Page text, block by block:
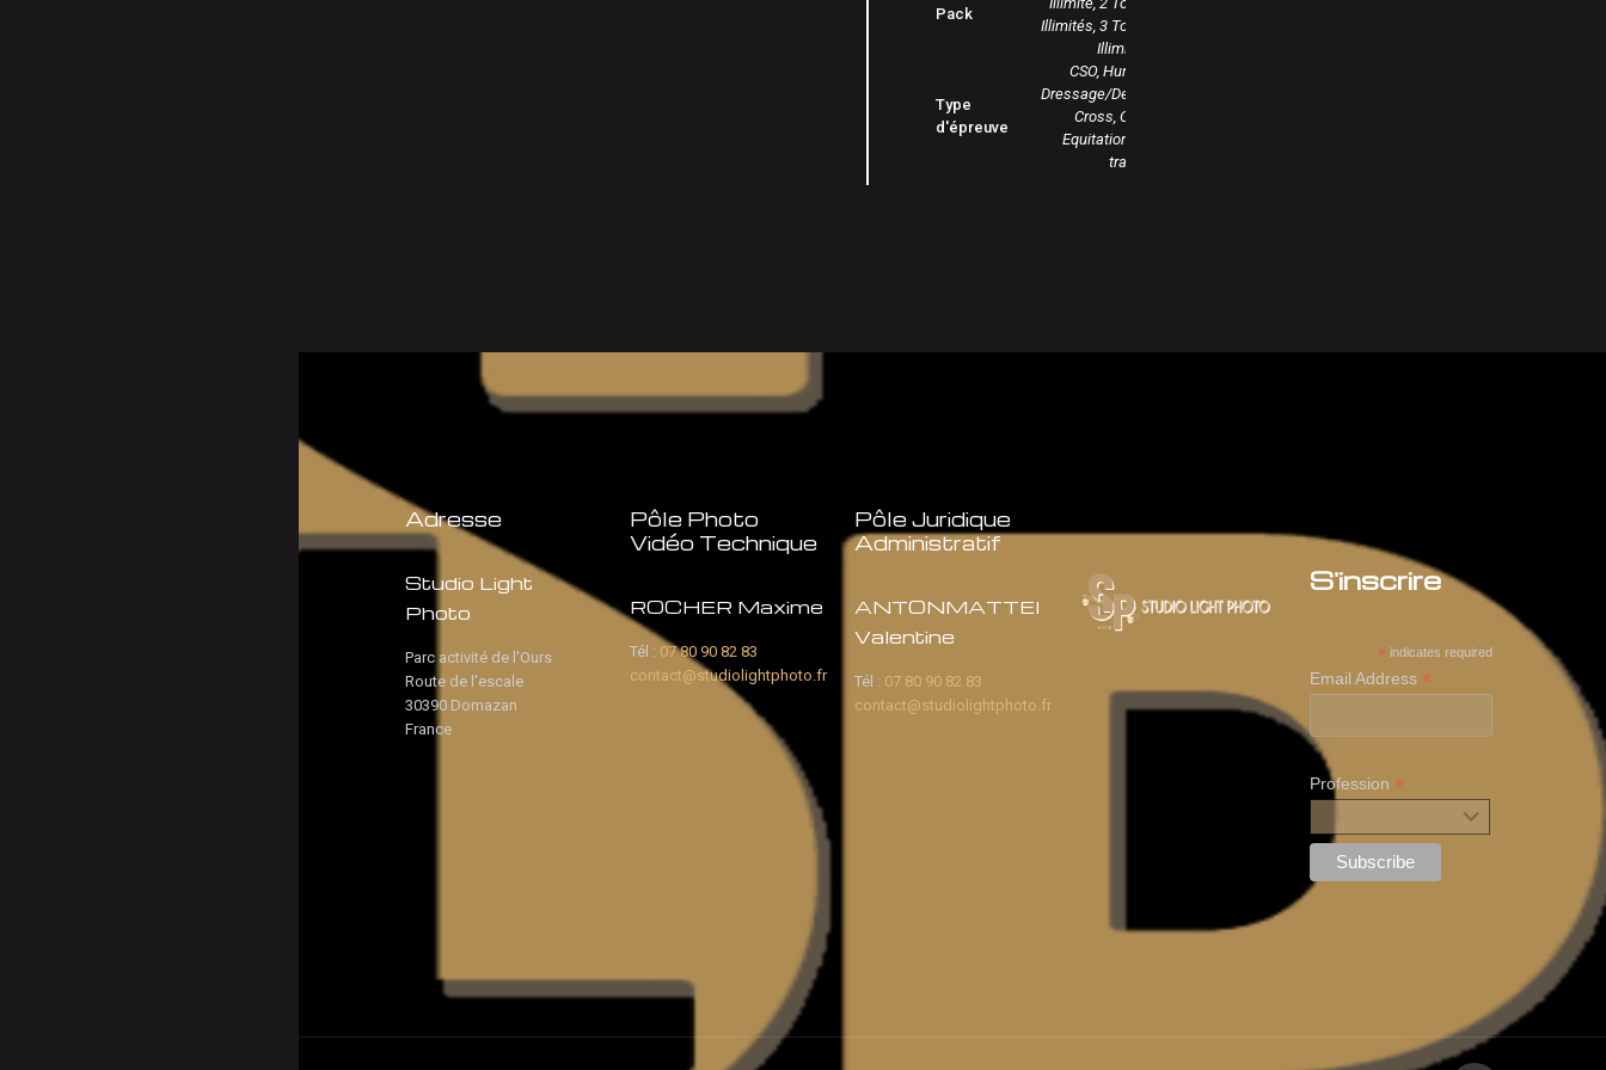
Pack
Illimités, 3 Tours
Illimités
Type
d'épreuve
CSO, Hunter,
Dressage/Derby
Cross, CCE,
Equitation de
travail
Adresse
Studio Light
Photo
Parc activité de l'Ours
Route de l'escale
30390 Domazan
France
Pôle Photo
Vidéo Technique
ROCHER Maxime
Tél : 07 80 90 82 83
contact@studiolightphoto.fr
Pôle Juridique
Administratif
ANTONMATTEI
Valentine
Tél : 07 80 90 82 83
contact@studiolightphoto.fr
S'inscrire
* indicates required
Email Address *
Profession *